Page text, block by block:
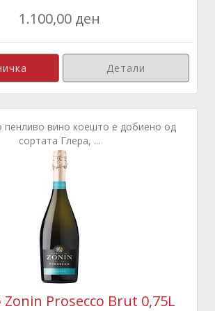
1.100,00 ден
Детали
пенливо вино коешто е добиено од
сортата Глера, ...
Zonin Prosecco Brut 0,75L